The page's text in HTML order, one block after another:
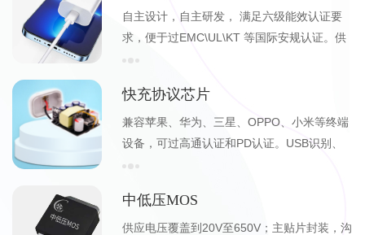
自主设计，自主研发， 满足六级能效认证要
求，便于过EMC\UL\KT 等国际安规认证。供
数等参考资料。
快充协议芯片
兼容苹果、华为、三星、OPPO、小米等终端
设备，可过高通认证和PD认证。USB识别、
QC、PD单C口及（A+C）双口协议原厂现货
中低压MOS
供应电压覆盖到20V至650V；主贴片封装，沟